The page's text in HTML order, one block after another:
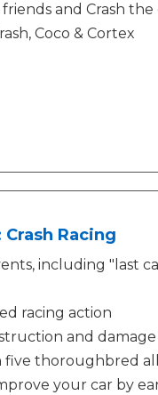
and Crash
Coco & Cortex
Racing
including "last
racing action
and
five thoroughbred
your car by